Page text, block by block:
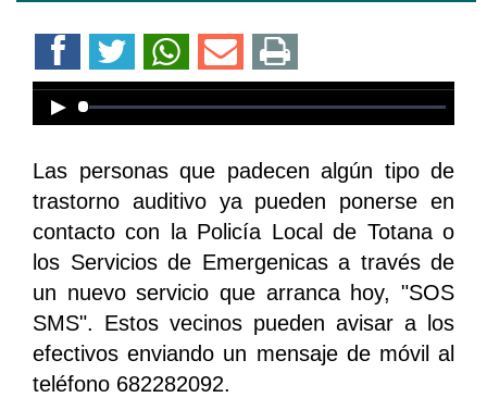
Error loading media: File could not
be played
Las personas que padecen algún tipo de
trastorno auditivo ya pueden ponerse en
contacto con la Policía Local de Totana o
los Servicios de Emergenicas a través de
un nuevo servicio que arranca hoy, "SOS
SMS". Estos vecinos pueden avisar a los
efectivos enviando un mensaje de móvil al
teléfono 682282092.